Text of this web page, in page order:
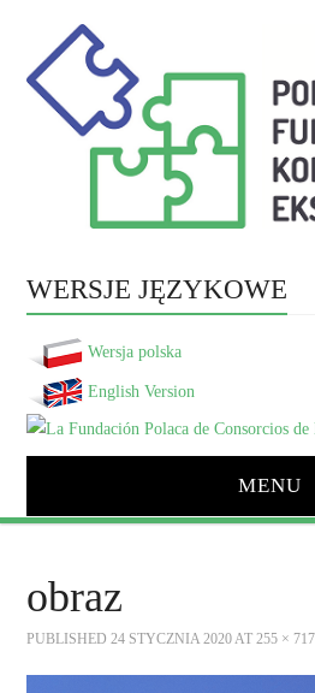
WERSJE JĘZYKOWE
Wersja polska
English Version
MENU
KALENDARIUM WYDARZEŃ
obraz
PUBLISHED 24 STYCZNIA 2020 AT 255 × 717